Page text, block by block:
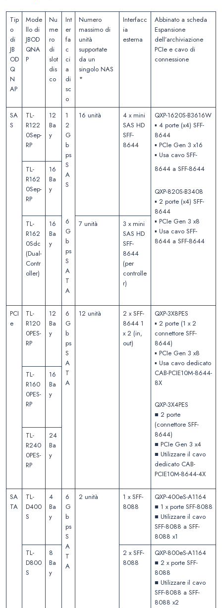
Tip
o
di
JB
OD
Q
N
AP
Mode
llo di
JBOD
QNA
P
Nu
me
ro
di
slot
dis
co
Int
er
fa
c
ci
a
di
sc
o
Numero
massimo di
unità
supportate
da un
singolo NAS
*
Interfacc
ia
esterna
Abbinato a scheda
Espansione
dell’archiviazione
PCIe e cavo di
connessione
SA
S
TL-
R122
0Sep-
RP
12
Ba
y
1
2
G
b
ps
S
A
S
6
G
b
ps
S
A
T
A
16 unità
4 x mini
SAS HD
SFF-
8644
QXP-1620S-B3616W
▪️ 4 porte (x4) SFF-
8644
▪️ PCIe Gen 3 x16
▪️ Usa cavo SFF-
8644 a SFF-8644
QXP-820S-B3408
▪️ 2 porte (x4) SFF-
8644
▪️ PCIe Gen 3 x8
▪️ Usa cavo SFF-
8644 a SFF-8644
TL-
R162
0Sep-
RP
16
Ba
y
TL-
R162
0Sdc
(Dual-
Contr
oller)
16
Ba
y
7 unità
3 x mini
SAS HD
SFF-
8644
(per
controlle
r)
PCI
e
TL-
R120
0PES-
RP
12
Ba
y
6
G
b
ps
S
A
T
A
12 unità
2 x SFF-
8644 1
x 2 (in,
out)
QXP-3X8PES
▪️ 2 porte (1 x 2
connettore SFF-
8644)
▪️ PCIe Gen 3 x8
▪️ Usa cavo dedicato
CAB-PCIE10M-8644-
8X
QXP-3X4PES
■ 2 porte
(connettore SFF-
8644)
■ PCIe Gen 3 x4
■ Utilizzare il cavo
dedicato CAB-
PCIE10M-8644-4X
TL-
R160
0PES-
RP
16
Ba
y
TL-
R240
0PES-
RP
24
Ba
y
SA
TA
TL-
D400
S
4
Ba
y
6
G
b
ps
S
A
T
A
2 unità
1 x SFF-
8088
QXP-400eS-A1164
■ 1 x porte SFF-8088
■ Utilizzare il cavo
SFF-8088 a SFF-
8088 x1
TL-
D800
S
8
Ba
y
2 x SFF-
8088
QXP-800eS-A1164
■ 2 x porte SFF-
8088
■ Utilizzare il cavo
SFF-8088 a SFF-
8088 x2